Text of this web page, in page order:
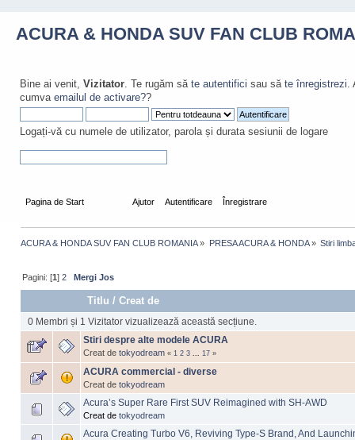
ACURA & HONDA SUV FAN CLUB
Bine ai venit, Vizitator. Te rugăm să te autentifici sau să te înregistrezi.
cumva emailul de activare??
Logați-vă cu numele de utilizator, parola și durata sesiunii de logare
Pagina de Start Ajutor Autentificare Înregistrare
ACURA & HONDA SUV FAN CLUB ROMANIA» PRESA ACURA & HONDA» Stiri
Pagini: [1]2 Mergi Jos
Titlu /Creat de
0 Membri și 1 Vizitator vizualizează această secțiune.
Stiri despre alte modele ACURA
Creat de tokyodream « 1 2 3 17 »
ACURA commercial - diverse
Creat de tokyodream
Acura’s Super Rare First SUV Reimagined with SH-AWD
Creat de tokyodream
Acura Creating Turbo V6, Reviving Type-S Brand, And